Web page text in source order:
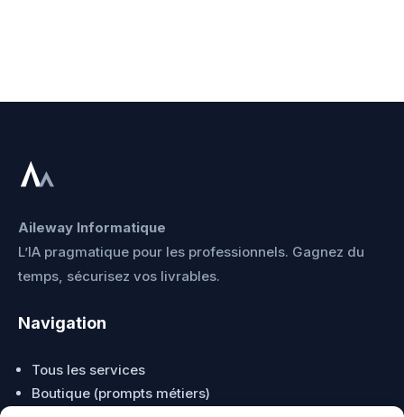
Aileway Informatique
L’IA pragmatique pour les professionnels. Gagnez du
temps, sécurisez vos livrables.
Navigation
Tous les services
Boutique (prompts métiers)